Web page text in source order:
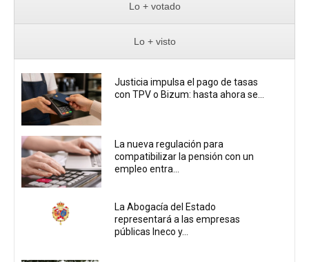
Lo + votado
Lo + visto
Justicia impulsa el pago de tasas
con TPV o Bizum: hasta ahora se...
La nueva regulación para
compatibilizar la pensión con un
empleo entra...
La Abogacía del Estado
representará a las empresas
públicas Ineco y...